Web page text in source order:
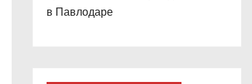
в Павлодаре